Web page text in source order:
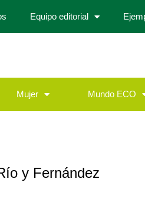
Equipo editorial
Mujer Mundo ECO
y Fernández